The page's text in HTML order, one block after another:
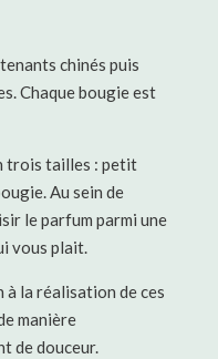
chinés puis
Chaque bougie est
trois tailles : petit
Au sein de
le parfum parmi une
vous plait.
à la réalisation de ces
manière
de douceur.